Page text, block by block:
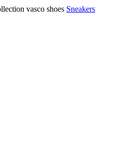
Sneakers